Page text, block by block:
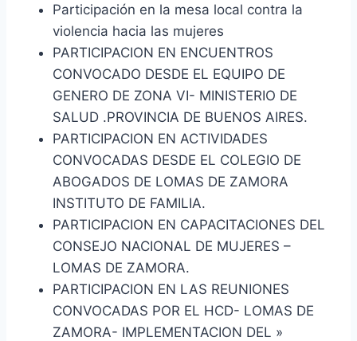
Participación en la mesa local contra la
violencia hacia las mujeres
PARTICIPACION EN ENCUENTROS
CONVOCADO DESDE EL EQUIPO DE
GENERO DE ZONA VI- MINISTERIO DE
SALUD .PROVINCIA DE BUENOS AIRES.
PARTICIPACION EN ACTIVIDADES
CONVOCADAS DESDE EL COLEGIO DE
ABOGADOS DE LOMAS DE ZAMORA
INSTITUTO DE FAMILIA.
PARTICIPACION EN CAPACITACIONES DEL
CONSEJO NACIONAL DE MUJERES –
LOMAS DE ZAMORA.
PARTICIPACION EN LAS REUNIONES
CONVOCADAS POR EL HCD- LOMAS DE
ZAMORA- IMPLEMENTACION DEL »